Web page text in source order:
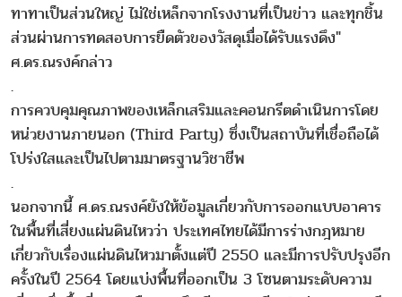
ทาทาเป็นส่วนใหญ่ ไม่ใช่เหล็กจากโรงงานที่เป็นข่าว และทุกชิ้น
ส่วนผ่านการทดสอบการยืดตัวของวัสดุเมื่อได้รับแรงดึง"
ศ.ดร.ณรงค์กล่าว
.
การควบคุมคุณภาพของเหล็กเสริมและคอนกรีตดำเนินการโดย
หน่วยงานภายนอก (Third Party) ซึ่งเป็นสถาบันที่เชื่อถือได้
โปร่งใสและเป็นไปตามมาตรฐานวิชาชีพ
.
นอกจากนี้ ศ.ดร.ณรงค์ยังให้ข้อมูลเกี่ยวกับการออกแบบอาคาร
ในพื้นที่เสี่ยงแผ่นดินไหวว่า ประเทศไทยได้มีการร่างกฎหมาย
เกี่ยวกับเรื่องแผ่นดินไหวมาตั้งแต่ปี 2550 และมีการปรับปรุงอีก
ครั้งในปี 2564 โดยแบ่งพื้นที่ออกเป็น 3 โซนตามระดับความ